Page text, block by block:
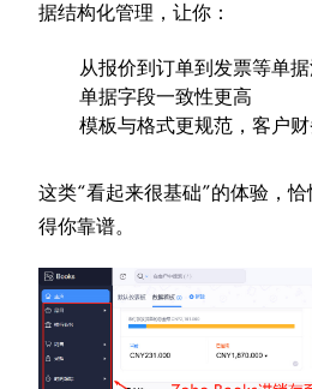
据结构化管理，让你：
从报价到订单到发票等单
单据字段一致性更高
模板与格式更规范，客户
这类“看起来很基础”的体验，
得你靠谱。